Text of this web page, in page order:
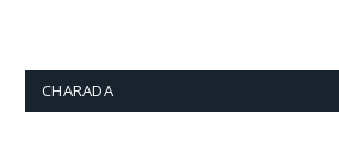
CHARADA